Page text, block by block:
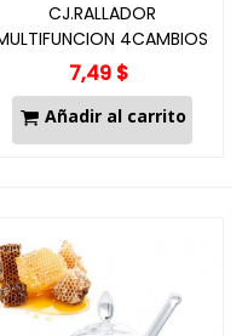
CJ.RALLADOR
4CAMBIOS
J28037/GRATER
7,49 $
Añadir al carrito